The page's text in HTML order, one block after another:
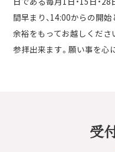
間早まり、14:00からの開
余裕をもってお越しくださ
参拝出来ます。願い事を心
受